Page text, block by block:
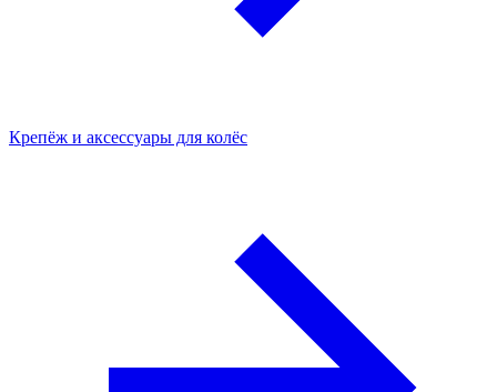
Крепёж и аксессуары для колёс